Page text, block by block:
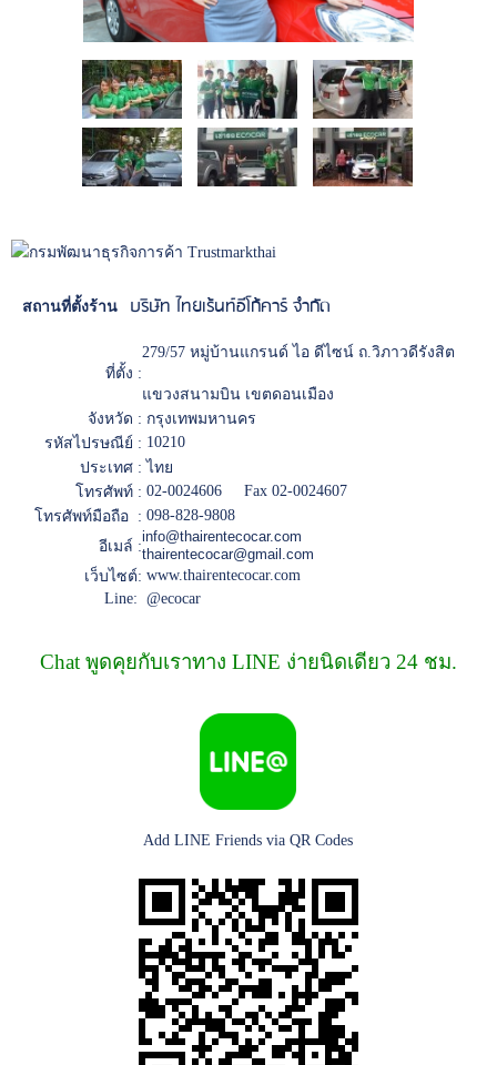
สถานที่ตั้งร้าน บริษัท ไทยเร้นท์อีโก้คาร์ จำกัด
ที่ตั้ง :
279/57 หมู่บ้านแกรนด์ ไอ ดีไซน์ ถ.วิภาวดีรังสิต
แขวงสนามบิน เขตดอนเมือง
จังหวัด : กรุงเทพมหานคร
รหัสไปรษณีย์ : 10210
ประเทศ : ไทย
โทรศัพท์ : 02-0024606 Fax 02-0024607
โทรศัพท์มือถือ : 098-828-9808
อีเมล์ :
info@thairentecocar.com
thairentecocar@gmail.com
เว็บไซต์: www.thairentecocar.com
Line: @ecocar
Chat พูดคุยกับเราทาง LINE ง่ายนิดเดียว 24 ชม.
Add LINE Friends via QR Codes